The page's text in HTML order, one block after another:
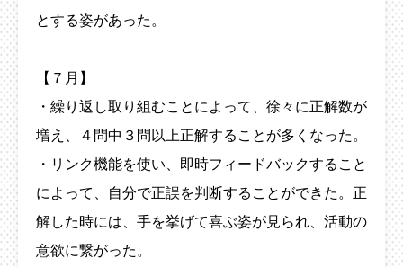
とする姿があった。
【７月】
・繰り返し取り組むことによって、徐々に正解数が
増え、４問中３問以上正解することが多くなった。
・リンク機能を使い、即時フィードバックすること
によって、自分で正誤を判断することができた。正
解した時には、手を挙げて喜ぶ姿が見られ、活動の
意欲に繋がった。